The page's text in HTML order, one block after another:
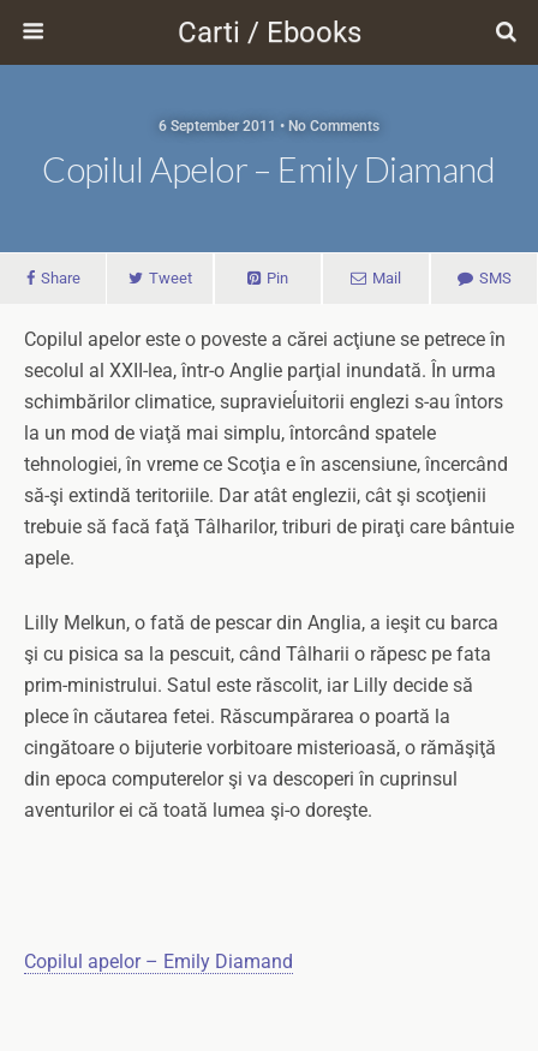
Carti / Ebooks
6 September 2011 • No Comments
Copilul Apelor – Emily Diamand
Share Tweet Pin Mail SMS
Copilul apelor este o poveste a cărei acţiune se petrece în
secolul al XXII-lea, într-o Anglie parţial inundată. În urma
schimbărilor climatice, supravieĺuitorii englezi s-au întors
la un mod de viaţă mai simplu, întorcând spatele
tehnologiei, în vreme ce Scoţia e în ascensiune, încercând
să-şi extindă teritoriile. Dar atât englezii, cât şi scoţienii
trebuie să facă faţă Tâlharilor, triburi de piraţi care bântuie
apele.
Lilly Melkun, o fată de pescar din Anglia, a ieşit cu barca
şi cu pisica sa la pescuit, când Tâlharii o răpesc pe fata
prim-ministrului. Satul este răscolit, iar Lilly decide să
plece în căutarea fetei. Răscumpărarea o poartă la
cingătoare o bijuterie vorbitoare misterioasă, o rămăşiţă
din epoca computerelor şi va descoperi în cuprinsul
aventurilor ei că toată lumea şi-o doreşte.
Copilul apelor – Emily Diamand